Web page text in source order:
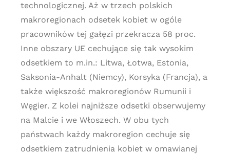
technologicznej. Aż w trzech polskich
makroregionach odsetek kobiet w ogóle
pracowników tej gałęzi przekracza 58 proc.
Inne obszary UE cechujące się tak wysokim
odsetkiem to m.in.: Litwa, Łotwa, Estonia,
Saksonia-Anhalt (Niemcy), Korsyka (Francja), a
także większość makroregionów Rumunii i
Węgier. Z kolei najniższe odsetki obserwujemy
na Malcie i we Włoszech. W obu tych
państwach każdy makroregion cechuje się
odsetkiem zatrudnienia kobiet w omawianej